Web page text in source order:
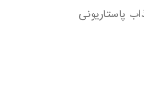
پاستاریونی